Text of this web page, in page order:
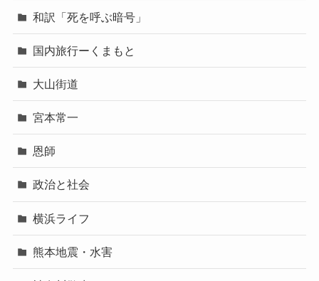
和訳「死を呼ぶ暗号」
国内旅行ーくまもと
大山街道
宮本常一
恩師
政治と社会
横浜ライフ
熊本地震・水害